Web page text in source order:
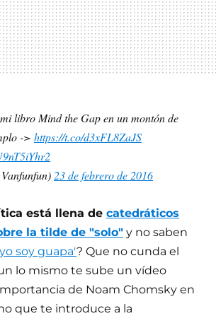
libro Mind the Gap en un montón de
-> https://t.co/d3xFL8ZaJS
23 de febrero de 2016
está llena de catedráticos
la tilde de "solo" y no saben
soy guapa'? Que no cunda el
lo mismo te sube un vídeo
de Noam Chomsky en
que te introduce a la